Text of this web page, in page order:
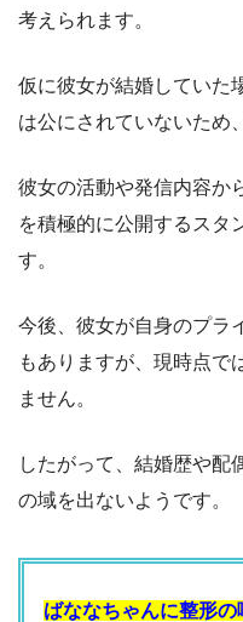
考えられます。
仮に彼女が結婚していた
は公にされていないため
彼女の活動や発信内容か
を積極的に公開するスタ
す。
今後、彼女が自身のプラ
もありますが、現時点で
ません。
したがって、結婚歴や配
の域を出ないようです。
ばななちゃんに整形